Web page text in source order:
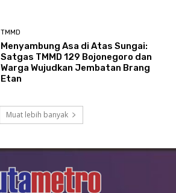
TMMD
Menyambung Asa di Atas Sungai:
Satgas TMMD 129 Bojonegoro dan
Warga Wujudkan Jembatan Brang
Etan
Muat lebih banyak